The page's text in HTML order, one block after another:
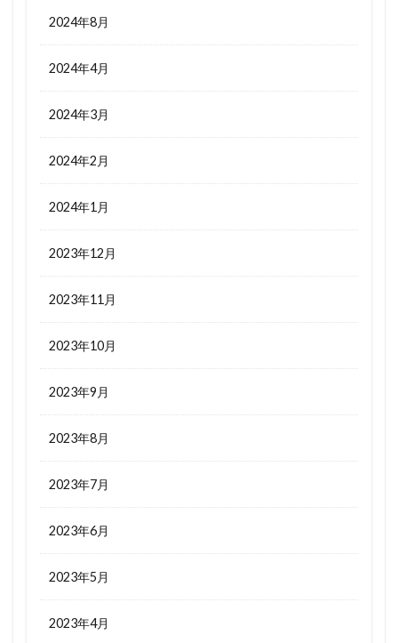
2024年8月
2024年4月
2024年3月
2024年2月
2024年1月
2023年12月
2023年11月
2023年10月
2023年9月
2023年8月
2023年7月
2023年6月
2023年5月
2023年4月